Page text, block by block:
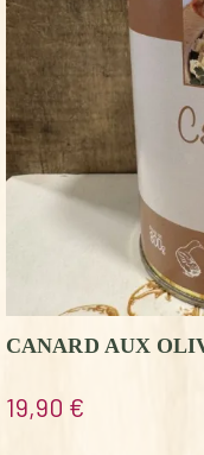
CANARD AUX
19,90 €